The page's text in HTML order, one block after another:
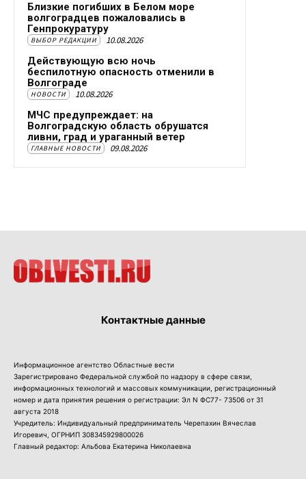
Близкие погибших в Белом море
волгоградцев пожаловались в
Генпрокуратуру
ВЫБОР РЕДАКЦИИ 10.08.2026
Действующую всю ночь
беспилотную опасность отменили в
Волгограде
НОВОСТИ 10.08.2026
МЧС предупреждает: на
Волгоградскую область обрушатся
ливни, град и ураганный ветер
ГЛАВНЫЕ НОВОСТИ 09.08.2026
Контактные данные
Информационное агентство Областные вести
Зарегистрировано Федеральной службой по надзору в сфере связи,
информационных технологий и массовых коммуникации, регистрационный
номер и дата принятия решения о регистрации: Эл N ФС77- 73506 от 31
августа 2018
Учредитель: Индивидуальный предприниматель Черепахин Вячеслав
Игоревич, ОГРНИП 308345929800026
Главный редактор: Альбова Екатерина Николаевна